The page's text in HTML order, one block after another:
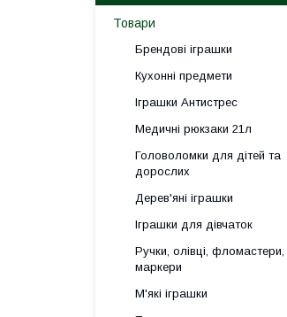
Товари
Брендові іграшки
Кухонні предмети
Іграшки Антистрес
Медичні рюкзаки 21л
Головоломки для дітей та
дорослих
Дерев'яні іграшки
Іграшки для дівчаток
Ручки, олівці, фломастери,
маркери
М'які іграшки